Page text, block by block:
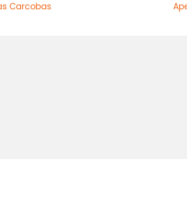
Carcobas